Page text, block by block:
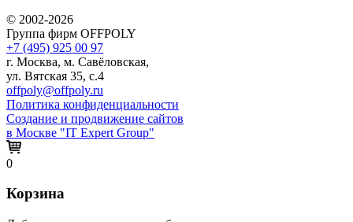
© 2002-2026
Группа фирм OFFPOLY
+7 (495) 925 00 97
г. Москва, м. Савёловская,
ул. Вятская 35, с.4
offpoly@offpoly.ru
Политика конфиденциальности
Создание и продвижение сайтов
в Москве "IT Expert Group"
0
Корзина